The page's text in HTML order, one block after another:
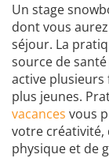
Un stage
dont vous
séjour. La
source de
active plusieurs
plus jeunes.
vacances vous
votre
physique et de